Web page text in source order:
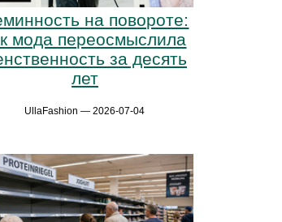
на повороте:
мода переосмыслила
за десять
лет
UllaFashion — 2026-07-04